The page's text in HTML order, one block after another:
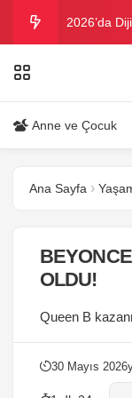
2026’da
Danla Bilic
Anne ve Çocuk
Ana Sayfa
OLDU!
Queen B
30 Mayıs 2026